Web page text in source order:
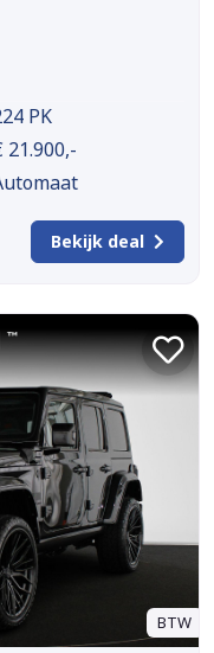
PK
21.900,-
Bekijk deal
BTW